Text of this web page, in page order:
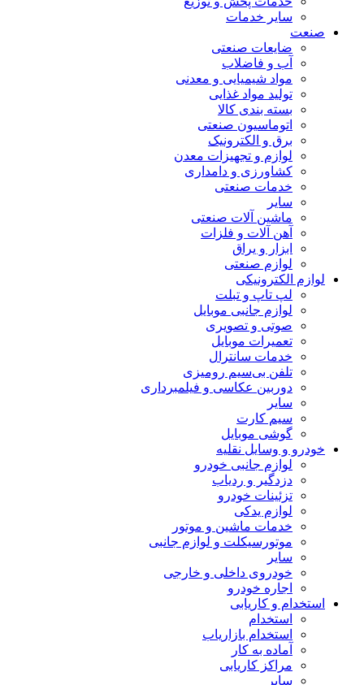
سایر خدمات
صنعت
ضایعات صنعتی
آب و فاضلاب
مواد شیمیایی و معدنی
تولید مواد غذایی
بسته بندی کالا
اتوماسیون صنعتی
برق و الکترونیک
لوازم و تجهیزات معدن
کشاورزی و دامداری
خدمات صنعتی
سایر
ماشین آلات صنعتی
آهن آلات و فلزات
ابزار و یراق
لوازم صنعتی
لوازم الکترونیکی
لپ تاپ و تبلت
لوازم جانبی موبایل
صوتی و تصویری
تعمیرات موبایل
خدمات سانترال
تلفن بی‌سیم رومیزی
دوربین عکاسی و فیلمبرداری
سایر
سیم کارت
گوشی موبایل
خودرو و وسایل نقلیه
لوازم جانبی خودرو
دزدگیر و ردیاب
تزئینات خودرو
لوازم یدکی
خدمات ماشین و موتور
موتورسیکلت و لوازم جانبی
سایر
خودروی داخلی و خارجی
اجاره خودرو
استخدام و کاریابی
استخدام
استخدام بازاریاب
آماده به کار
مراکز کاریابی
سایر